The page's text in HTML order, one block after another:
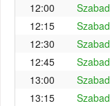
12:00
Szabad
12:15
Szabad
12:30
Szabad
12:45
Szabad
13:00
Szabad
13:15
Szabad